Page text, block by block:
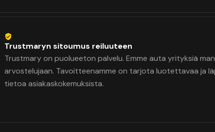
Trustmaryn sitoumus reiluuteen
Trustmary on puolueeton palvelu. Emme auta yrityksiä
arvostelujaan. Tavoitteenamme on tarjota luotettavaa ja
tietoa asiakaskokemuksista.